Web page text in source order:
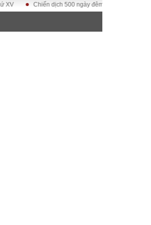
Chiến dịch 500 ngày đêm Kỷ nguyên vươn